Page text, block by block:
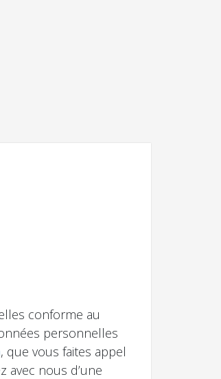
conforme au
personnelles
, que vous faites appel
avec nous d’une